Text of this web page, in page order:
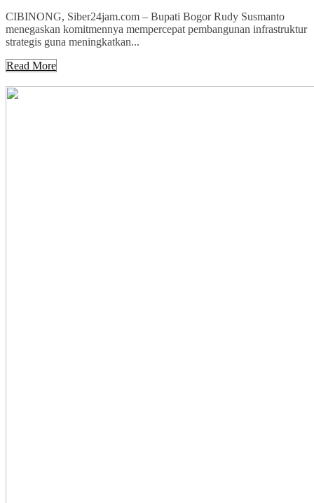
CIBINONG, Siber24jam.com – Bupati Bogor Rudy Susmanto
menegaskan komitmennya mempercepat pembangunan infrastruktur
strategis guna meningkatkan...
Read More